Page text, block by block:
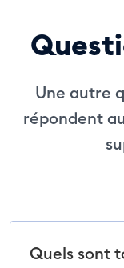
Une autre
répondent
Quels sont